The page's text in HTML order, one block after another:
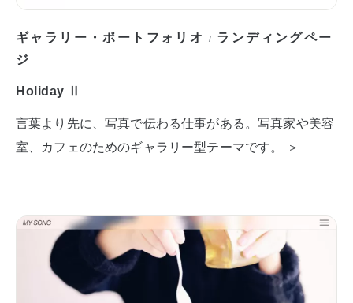
ギャラリー・ポートフォリオ / ランディングペー
ジ
Holiday Ⅱ
言葉より先に、写真で伝わる仕事がある。写真家や美容
室、カフェのためのギャラリー型テーマです。 ＞